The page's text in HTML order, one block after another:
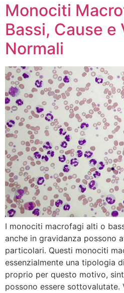
Monociti
Bassi, Cause e
Normali
I monociti macrofagi alti o
anche in gravidanza possono
particolari. Questi monociti
essenzialmente una tipologia
proprio per questo motivo,
possono essere sottovalutate.